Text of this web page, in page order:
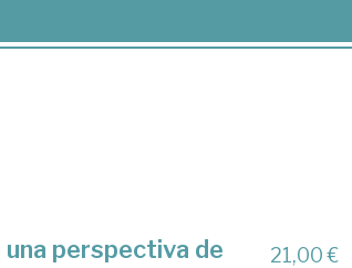
perspectiva de 21,00 €